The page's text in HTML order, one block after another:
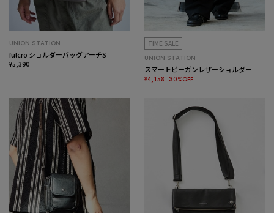
UNION STATION
fulcro ショルダーバッグアーチS
¥5,390
TIME SALE
UNION STATION
スマートビーガンレザーショルダー
¥4,158 30%OFF